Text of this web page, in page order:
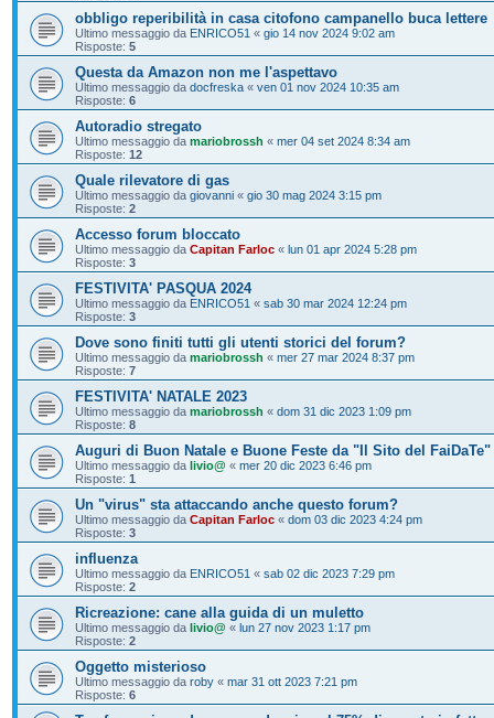
obbligo reperibilità in casa citofono campanello buca lettere
Ultimo messaggio da ENRICO51 « gio 14 nov 2024 9:02 am
Risposte: 5
Questa da Amazon non me l'aspettavo
Ultimo messaggio da docfreska « ven 01 nov 2024 10:35 am
Risposte: 6
Autoradio stregato
Ultimo messaggio da mariobrossh « mer 04 set 2024 8:34 am
Risposte: 12
Quale rilevatore di gas
Ultimo messaggio da giovanni « gio 30 mag 2024 3:15 pm
Risposte: 2
Accesso forum bloccato
Ultimo messaggio da Capitan Farloc « lun 01 apr 2024 5:28 pm
Risposte: 3
FESTIVITA' PASQUA 2024
Ultimo messaggio da ENRICO51 « sab 30 mar 2024 12:24 pm
Risposte: 3
Dove sono finiti tutti gli utenti storici del forum?
Ultimo messaggio da mariobrossh « mer 27 mar 2024 8:37 pm
Risposte: 7
FESTIVITA' NATALE 2023
Ultimo messaggio da mariobrossh « dom 31 dic 2023 1:09 pm
Risposte: 8
Auguri di Buon Natale e Buone Feste da "Il Sito del FaiDaTe"
Ultimo messaggio da livio@ « mer 20 dic 2023 6:46 pm
Risposte: 1
Un "virus" sta attaccando anche questo forum?
Ultimo messaggio da Capitan Farloc « dom 03 dic 2023 4:24 pm
Risposte: 3
influenza
Ultimo messaggio da ENRICO51 « sab 02 dic 2023 7:29 pm
Risposte: 2
Ricreazione: cane alla guida di un muletto
Ultimo messaggio da livio@ « lun 27 nov 2023 1:17 pm
Risposte: 2
Oggetto misterioso
Ultimo messaggio da roby « mar 31 ott 2023 7:21 pm
Risposte: 6